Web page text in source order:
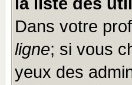
Dans votre
ligne; si vous
yeux des